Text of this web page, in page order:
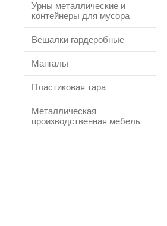
Урны металлические и
контейнеры для мусора
Вешалки гардеробные
Мангалы
Пластиковая тара
Металлическая
производственная мебель